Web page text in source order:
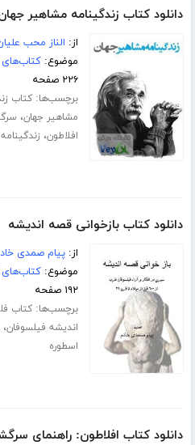
دانلود کتاب زندگینامه مشاهیر
از: الناز محب
موضوع:کتاب‌های
۲۲۶ صفحه
برچسب‌ها:کتاب
مشاهیر جهان،
افلاطون،
دانلود کتاب بازخوانی قصه اندیشه
از:پیام صمدی
موضوع:
۱۹۲ صفحه
برچسب‌ها:کتاب
اندیشه فیلسوفان،
اسطوره
دانلود کتاب افلاطون: راهنمای